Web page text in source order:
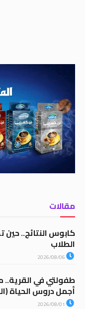
مقالات
الطلاب
طفولتي في
أجمل دروس الحياة